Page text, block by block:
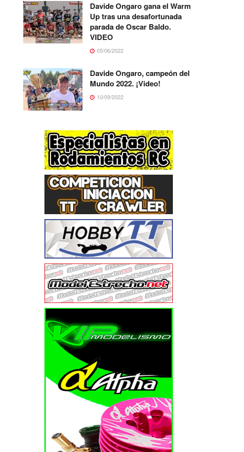
Davide Ongaro gana el Warm
Up tras una desafortunada
parada de Oscar Baldo.
VIDEO
05/06/2022
Davide Ongaro, campeón del
Mundo 2022. ¡Video!
10/09/2022